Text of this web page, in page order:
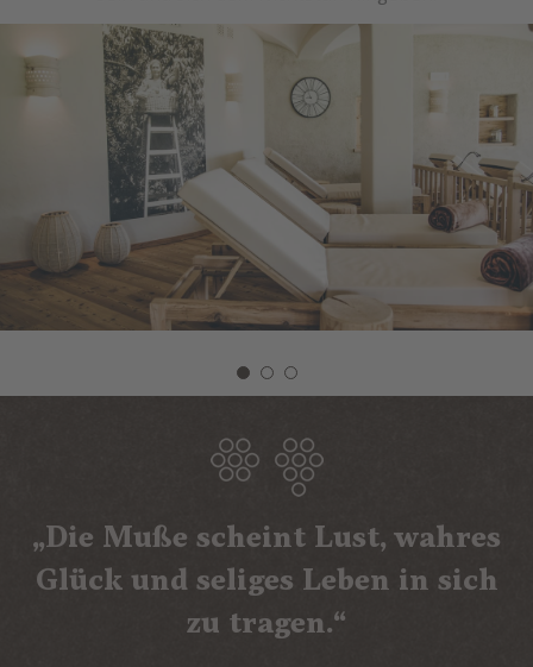
„Die Muße scheint Lust, wahres
Glück und seliges Leben in sich
zu tragen.“